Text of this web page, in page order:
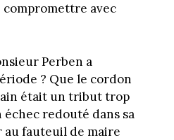
compromettre avec
Perben a
? Que le cordon
était un tribut trop
redouté dans sa
fauteuil de maire